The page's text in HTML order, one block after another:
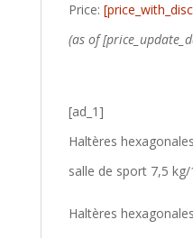
Price:
(as of
[ad_1]
Haltères
salle de sport 7,5
Haltères